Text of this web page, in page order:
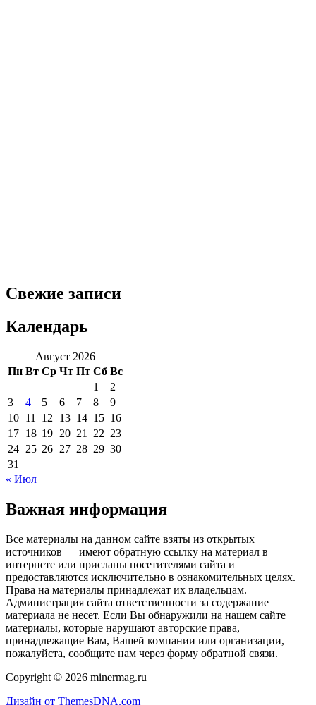
Свежие записи
Календарь
Август 2026
Пн Вт Ср Чт Пт Сб Вс
1
2
3
4 5 6 7 8
9
10 11 12 13 14 15 16
17 18 19 20 21 22 23
24 25 26 27 28 29 30
31
« Июл
Важная информация
Все материалы на данном сайте взяты из открытых
источников — имеют обратную ссылку на материал в
интернете или присланы посетителями сайта и
предоставляются исключительно в ознакомительных целях.
Права на материалы принадлежат их владельцам.
Администрация сайта ответственности за содержание
материала не несет. Если Вы обнаружили на нашем сайте
материалы, которые нарушают авторские права,
принадлежащие Вам, Вашей компании или организации,
пожалуйста, сообщите нам через форму обратной связи.
Copyright © 2026 minermag.ru
Дизайн от ThemesDNA.com